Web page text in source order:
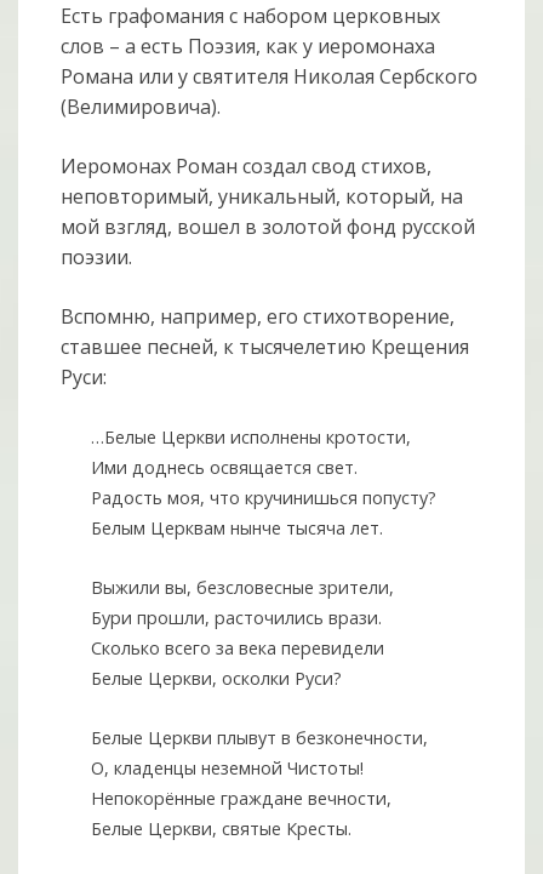
Есть графомания с набором церковных
слов – а есть Поэзия, как у иеромонаха
Романа или у святителя Николая Сербского
(Велимировича).
Иеромонах Роман создал свод стихов,
неповторимый, уникальный, который, на
мой взгляд, вошел в золотой фонд русской
поэзии.
Вспомню, например, его стихотворение,
ставшее песней, к тысячелетию Крещения
Руси:
…Белые Церкви исполнены кротости,
Ими доднесь освящается свет.
Радость моя, что кручинишься попусту?
Белым Церквам нынче тысяча лет.
Выжили вы, безсловесные зрители,
Бури прошли, расточились врази.
Сколько всего за века перевидели
Белые Церкви, осколки Руси?
Белые Церкви плывут в безконечности,
О, кладенцы неземной Чистоты!
Непокорённые граждане вечности,
Белые Церкви, святые Кресты.